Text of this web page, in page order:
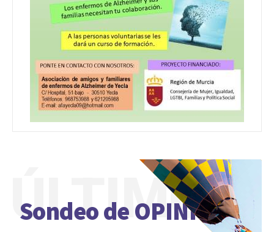
Sondeo de OPINIÓN
ÚLTIMO